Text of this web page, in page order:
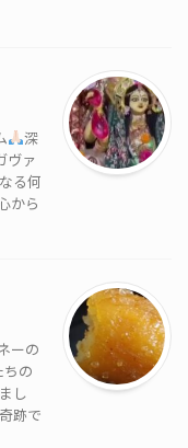
深
ヴァ
る何
から
ーの
の
し
跡で